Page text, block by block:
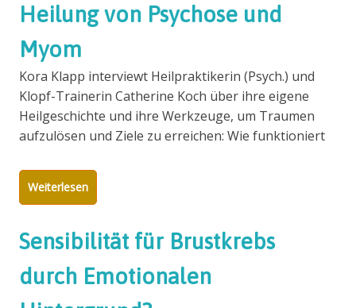
Heilung von Psychose und
Myom
Kora Klapp interviewt Heilpraktikerin (Psych.) und
Klopf-Trainerin Catherine Koch über ihre eigene
Heilgeschichte und ihre Werkzeuge, um Traumen
aufzulösen und Ziele zu erreichen: Wie funktioniert
Weiterlesen
Sensibilität für Brustkrebs
durch Emotionalen